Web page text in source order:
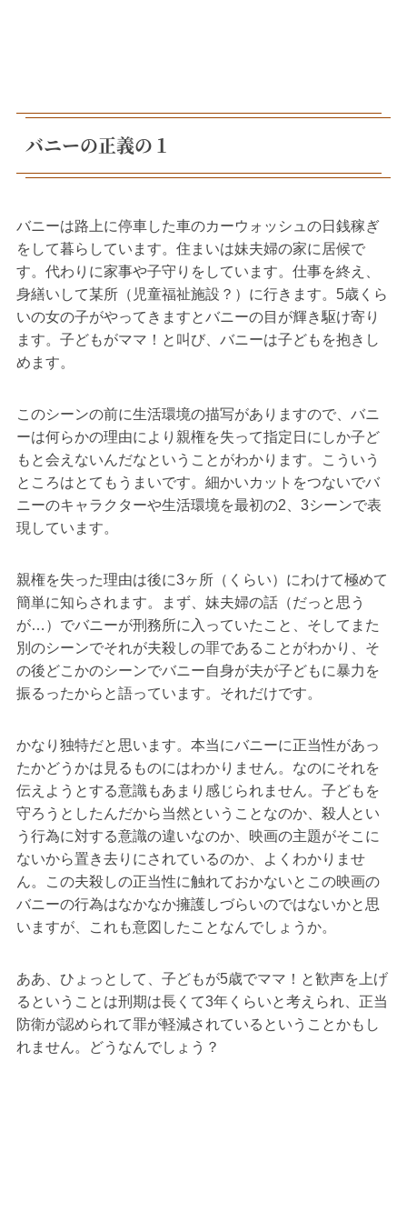
バニーの正義の１
バニーは路上に停車した車のカーウォッシュの日銭稼ぎ
をして暮らしています。住まいは妹夫婦の家に居候で
す。代わりに家事や子守りをしています。仕事を終え、
身繕いして某所（児童福祉施設？）に行きます。5歳くら
いの女の子がやってきますとバニーの目が輝き駆け寄り
ます。子どもがママ！と叫び、バニーは子どもを抱きし
めます。
このシーンの前に生活環境の描写がありますので、バニ
ーは何らかの理由により親権を失って指定日にしか子ど
もと会えないんだなということがわかります。こういう
ところはとてもうまいです。細かいカットをつないでバ
ニーのキャラクターや生活環境を最初の2、3シーンで表
現しています。
親権を失った理由は後に3ヶ所（くらい）にわけて極めて
簡単に知らされます。まず、妹夫婦の話（だっと思う
が…）でバニーが刑務所に入っていたこと、そしてまた
別のシーンでそれが夫殺しの罪であることがわかり、そ
の後どこかのシーンでバニー自身が夫が子どもに暴力を
振るったからと語っています。それだけです。
かなり独特だと思います。本当にバニーに正当性があっ
たかどうかは見るものにはわかりません。なのにそれを
伝えようとする意識もあまり感じられません。子どもを
守ろうとしたんだから当然ということなのか、殺人とい
う行為に対する意識の違いなのか、映画の主題がそこに
ないから置き去りにされているのか、よくわかりませ
ん。この夫殺しの正当性に触れておかないとこの映画の
バニーの行為はなかなか擁護しづらいのではないかと思
いますが、これも意図したことなんでしょうか。
ああ、ひょっとして、子どもが5歳でママ！と歓声を上げ
るということは刑期は長くて3年くらいと考えられ、正当
防衛が認められて罪が軽減されているということかもし
れません。どうなんでしょう？